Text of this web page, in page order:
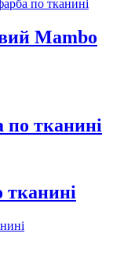
Mambo
тканині
тканині